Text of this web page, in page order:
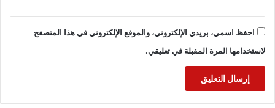
احفظ اسمي، بريدي الإلكتروني، والموقع الإلكتروني في هذا المتصفح
لاستخدامها المرة المقبلة في تعليقي.